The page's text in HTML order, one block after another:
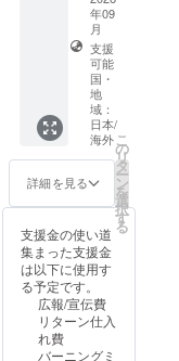
文字数
制限内
で備考
欄にご
記入く
ださ
い。
①日本
語（漢
字・ひ
らが
ナ）：
15文字
以内
（全
角）
②アル
ベット
7.開田
裕治描
き下ろ
し劇場
風ポス
ター
（B2）
8.ゴジ
ラ＜手
レプリ
カ ＜ク
ト掲載
に関す
る注意
事項＞
※掲載を
希望す
（B2）
8.ゴジ
ラ＜足
の爪＞
レプリ
レジッ
ト掲載
に関す
る注意
事項＞
※掲載を
希望す
るお名
前を、
以下の
文字数
制限内
で備考
欄にご
reward
content
s and
credit
listing
conditio
ns are
listed
here.
Please
be sure
check
the
main
project
page
for
te
Visit &
Godzilla
Suit
Photo
Op】
*This
tier will
support
shippin
g.
English
setup is
in
progres
s.
Please
check
年09
月
支援
可能
国・
地
域：
日本/
海外
詳細を見る
こ
の
リ
タ
ー
ン
を
選
択
す
る
支援金の使い道
集まった支援金
は以下に使用す
る予定です。
広報/宣伝費
リターン仕入
れ費
バーニングミ